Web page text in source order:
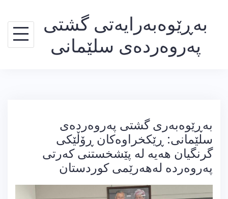
بەڕێوەبەرایەتی گشتی
پەروەردەی سلێمانی
بەڕێوەبەری گشتی پەروەردەی
سلێمانی: ڕێکخراوەکان ڕۆڵێکی
گرنگیان هەیە لە پێشخستنی کەرتی
پەروەردە لەهەرێمی کوردستان